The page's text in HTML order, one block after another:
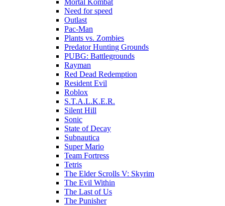
Mortal Kombat
Need for speed
Outlast
Pac-Man
Plants vs. Zombies
Predator Hunting Grounds
PUBG: Battlegrounds
Rayman
Red Dead Redemption
Resident Evil
Roblox
S.T.A.L.K.E.R.
Silent Hill
Sonic
State of Decay
Subnautica
Super Mario
Team Fortress
Tetris
The Elder Scrolls V: Skyrim
The Evil Within
The Last of Us
The Punisher